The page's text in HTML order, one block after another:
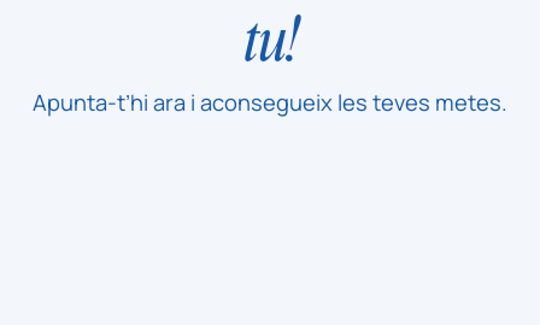
tu!
Apunta-t’hi ara i aconsegueix les teves metes.